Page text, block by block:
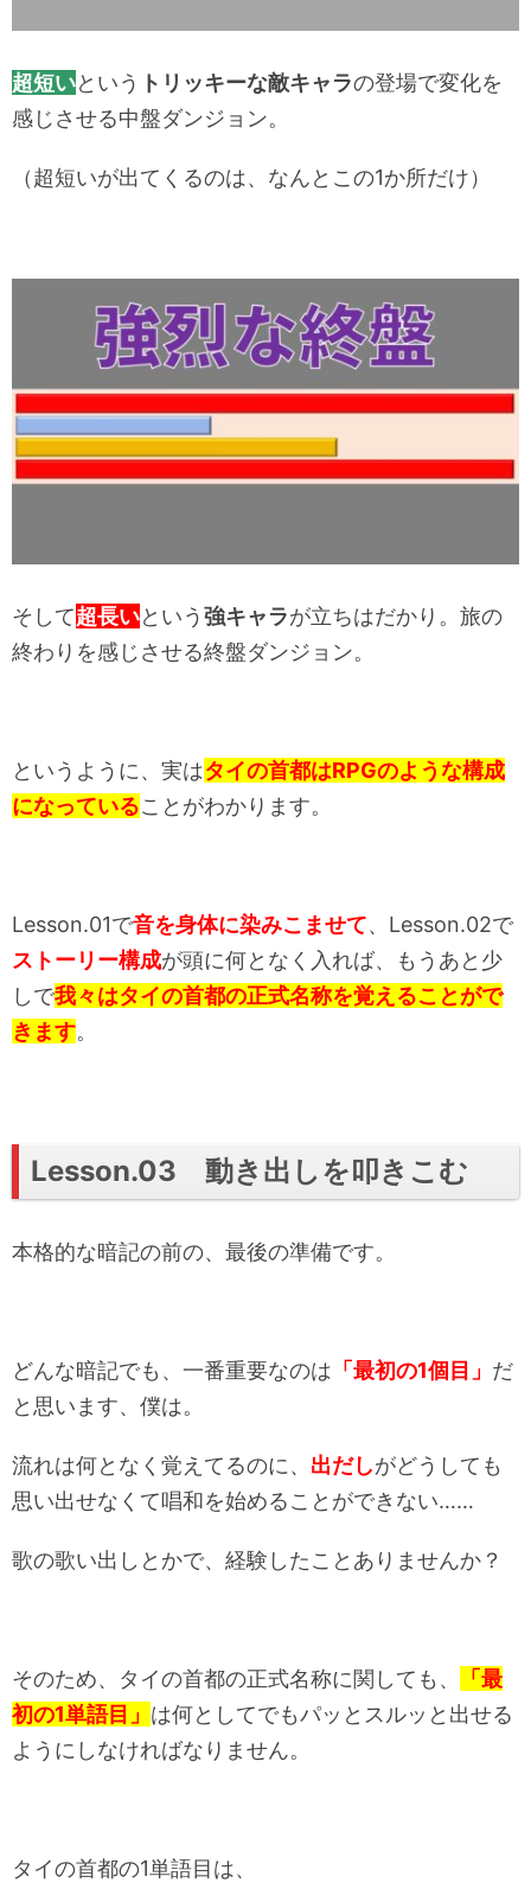
超短いという トリッキーな敵キャラの登場で変化を
感じさせる中盤ダンジョン。
（超短いが出てくるのは、なんとこの1か所だけ）
そして超長いという強キャラが立ちはだかり。旅の
終わりを感じさせる終盤ダンジョン。
というように、実はタイの首都はRPGのような構成
になっていることがわかります。
Lesson.01で音を身体に染みこませて、Lesson.02で
ストーリー構成が頭に何となく入れば、もうあと少
しで我々はタイの首都の正式名称を覚えることがで
きます。
Lesson.03 動き出しを叩きこむ
本格的な暗記の前の、最後の準備です。
どんな暗記でも、一番重要なのは 「最初の1個目」 だ
と思います、僕は。
流れは何となく覚えてるのに、 出だしがどうしても
思い出せなくて唱和を始めることができない……
歌の歌い出しとかで、経験したことありませんか？
そのため、タイの首都の正式名称に関しても、
「最
初の1単語目」 は何としてでもパッとスルッと出せる
ようにしなければなりません。
タイの首都の1単語目は、